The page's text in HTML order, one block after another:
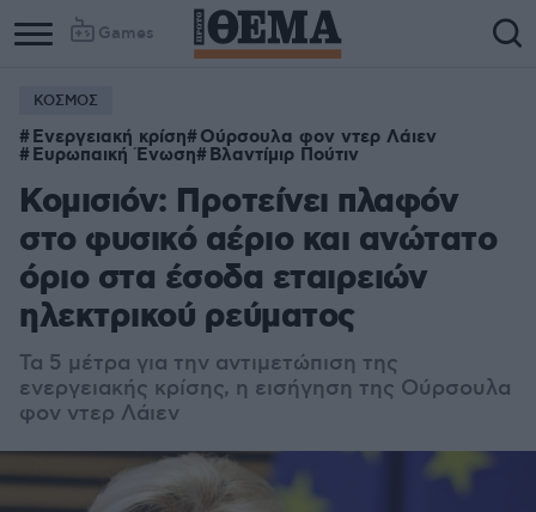
Games
ΚΟΣΜΟΣ
Ενεργειακή κρίση Ούρσουλα φον ντερ Λάιεν
Ευρωπαική Ένωση Βλαντίμιρ Πούτιν
Κομισιόν: Προτείνει πλαφόν
στο φυσικό αέριο και ανώτατο
όριο στα έσοδα εταιρειών
ηλεκτρικού ρεύματος
Τα 5 μέτρα για την αντιμετώπιση της
ενεργειακής κρίσης, η εισήγηση της Ούρσουλα
φον ντερ Λάιεν